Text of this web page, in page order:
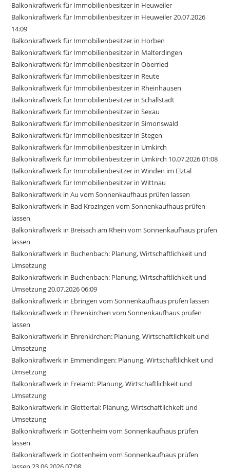
Balkonkraftwerk für Immobilienbesitzer in Heuweiler
Balkonkraftwerk für Immobilienbesitzer in Heuweiler 20.07.2026
14:09
Balkonkraftwerk für Immobilienbesitzer in Horben
Balkonkraftwerk für Immobilienbesitzer in Malterdingen
Balkonkraftwerk für Immobilienbesitzer in Oberried
Balkonkraftwerk für Immobilienbesitzer in Reute
Balkonkraftwerk für Immobilienbesitzer in Rheinhausen
Balkonkraftwerk für Immobilienbesitzer in Schallstadt
Balkonkraftwerk für Immobilienbesitzer in Sexau
Balkonkraftwerk für Immobilienbesitzer in Simonswald
Balkonkraftwerk für Immobilienbesitzer in Stegen
Balkonkraftwerk für Immobilienbesitzer in Umkirch
Balkonkraftwerk für Immobilienbesitzer in Umkirch 10.07.2026 01:08
Balkonkraftwerk für Immobilienbesitzer in Winden im Elztal
Balkonkraftwerk für Immobilienbesitzer in Wittnau
Balkonkraftwerk in Au vom Sonnenkaufhaus prüfen lassen
Balkonkraftwerk in Bad Krozingen vom Sonnenkaufhaus prüfen
lassen
Balkonkraftwerk in Breisach am Rhein vom Sonnenkaufhaus prüfen
lassen
Balkonkraftwerk in Buchenbach: Planung, Wirtschaftlichkeit und
Umsetzung
Balkonkraftwerk in Buchenbach: Planung, Wirtschaftlichkeit und
Umsetzung 20.07.2026 06:09
Balkonkraftwerk in Ebringen vom Sonnenkaufhaus prüfen lassen
Balkonkraftwerk in Ehrenkirchen vom Sonnenkaufhaus prüfen
lassen
Balkonkraftwerk in Ehrenkirchen: Planung, Wirtschaftlichkeit und
Umsetzung
Balkonkraftwerk in Emmendingen: Planung, Wirtschaftlichkeit und
Umsetzung
Balkonkraftwerk in Freiamt: Planung, Wirtschaftlichkeit und
Umsetzung
Balkonkraftwerk in Glottertal: Planung, Wirtschaftlichkeit und
Umsetzung
Balkonkraftwerk in Gottenheim vom Sonnenkaufhaus prüfen
lassen
Balkonkraftwerk in Gottenheim vom Sonnenkaufhaus prüfen